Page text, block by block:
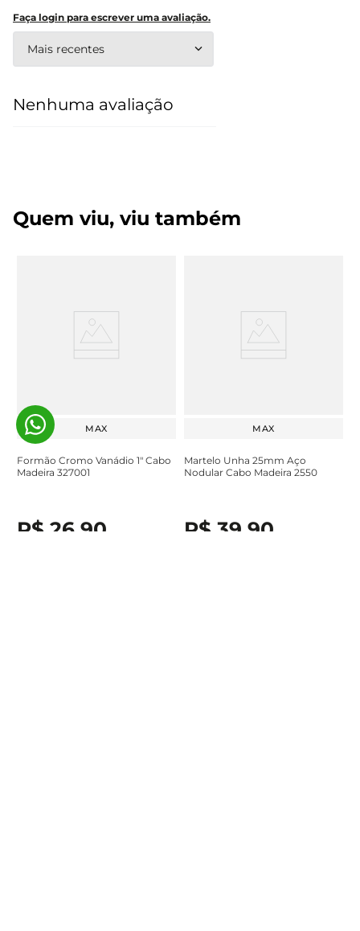
Faça login para escrever uma avaliação.
Mais recentes
Nenhuma avaliação
Quem viu, viu também
MAX
Formão Cromo Vanádio 1" Cabo
Madeira 327001
R$ 26 90
MAX
Martelo Unha 25mm Aço
Nodular Cabo Madeira 2550
R$ 39 90